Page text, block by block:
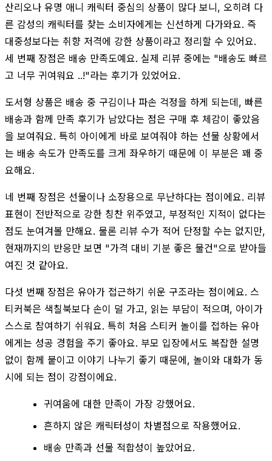
산리오나 유명 애니 캐릭터 중심의 상품이 많다 보니, 오히려 다
른 감성의 캐릭터를 찾는 소비자에게는 신선하게 다가와요. 즉
대중성보다는 취향 저격에 강한 상품이라고 정리할 수 있어요.
세 번째 장점은 배송 만족도예요. 실제 리뷰 중에는 "배송도 빠르
고 너무 귀여워요 ..!"라는 후기가 있었어요.
도서형 상품은 배송 중 구김이나 파손 걱정을 하게 되는데, 빠른
배송과 함께 만족 후기가 남았다는 점은 구매 후 체감이 좋았음
을 보여줘요. 특히 아이에게 바로 보여줘야 하는 선물 상황에서
는 배송 속도가 만족도를 크게 좌우하기 때문에 이 부분은 꽤 중
요해요.
네 번째 장점은 선물이나 소장용으로 무난하다는 점이에요. 리뷰
표현이 전반적으로 강한 칭찬 위주였고, 부정적인 지적이 없다는
점도 눈여겨볼 만해요. 물론 리뷰 수가 적어 단정할 수는 없지만,
현재까지의 반응만 보면 "가격 대비 기분 좋은 물건"으로 받아들
여진 것 같아요.
다섯 번째 장점은 유아가 접근하기 쉬운 구조라는 점이에요. 스
티커북은 색칠북보다 손이 덜 가고, 읽는 부담이 적으며, 아이가
스스로 참여하기 쉬워요. 특히 처음 스티커 놀이를 접하는 유아
에게는 성공 경험을 주기 좋아요. 부모 입장에서도 복잡한 설명
없이 함께 붙이고 이야기 나누기 좋기 때문에, 놀이와 대화가 동
시에 되는 점이 강점이에요.
귀여움에 대한 만족이 가장 강했어요.
흔하지 않은 캐릭터성이 차별점으로 작용했어요.
배송 만족과 선물 적합성이 높았어요.